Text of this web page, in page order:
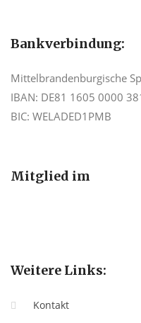
Bankverbindung:
Mittelbrandenburgische
IBAN: DE81 1605 0000
BIC: WELADED1PMB
Mitglied im
Weitere Links:
Kontakt